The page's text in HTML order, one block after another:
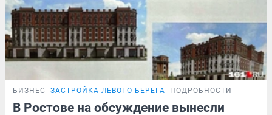
БИЗНЕС ЗАСТРОЙКА ЛЕВОГО БЕРЕГА ПОДРОБНОСТИ
В Ростове на обсуждение вынесли